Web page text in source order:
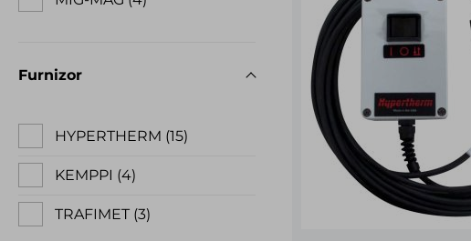
Furnizor
HYPERTHERM 15
KEMPPI 4
TRAFIMET 3